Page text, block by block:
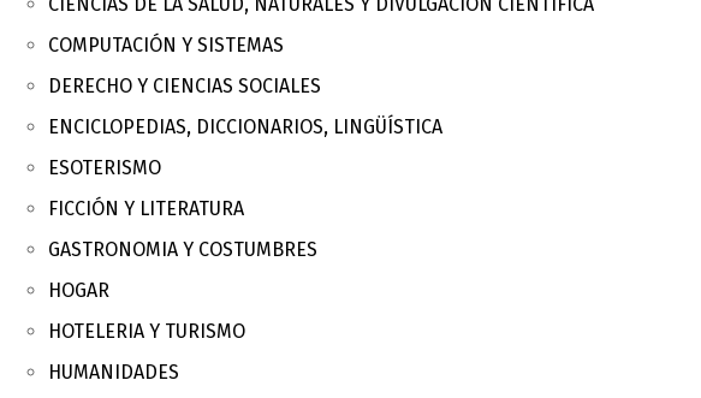
COMPUTACIÓN Y SISTEMAS
DERECHO Y CIENCIAS SOCIALES
ENCICLOPEDIAS, DICCIONARIOS, LINGÜÍSTICA
ESOTERISMO
FICCIÓN Y LITERATURA
GASTRONOMIA Y COSTUMBRES
HOGAR
HOTELERIA Y TURISMO
HUMANIDADES